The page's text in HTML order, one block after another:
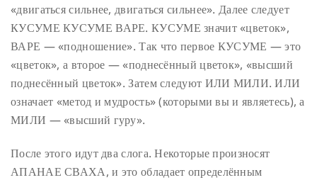
«двигаться сильнее, двигаться сильнее». Далее следует
КУСУМЕ КУСУМЕ ВАРЕ. КУСУМЕ значит «цветок»,
ВАРЕ — «подношение». Так что первое КУСУМЕ — это
«цветок», а второе — «поднесённый цветок», «высший
поднесённый цветок». Затем следуют ИЛИ МИЛИ. ИЛИ
означает «метод и мудрость» (которыми вы и являетесь), а
МИЛИ — «высший гуру».
После этого идут два слога. Некоторые произносят
АПАНАЕ СВАХА, и это обладает определённым